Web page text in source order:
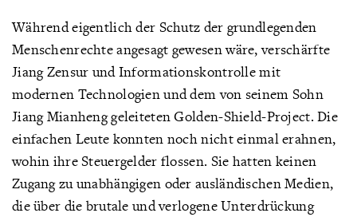
Während eigentlich der Schutz der grundlegenden
Menschenrechte angesagt gewesen wäre, verschärfte
Jiang Zensur und Informationskontrolle mit
modernen Technologien und dem von seinem Sohn
Jiang Mianheng geleiteten Golden-Shield-Project. Die
einfachen Leute konnten noch nicht einmal erahnen,
wohin ihre Steuergelder flossen. Sie hatten keinen
Zugang zu unabhängigen oder ausländischen Medien,
die über die brutale und verlogene Unterdrückung